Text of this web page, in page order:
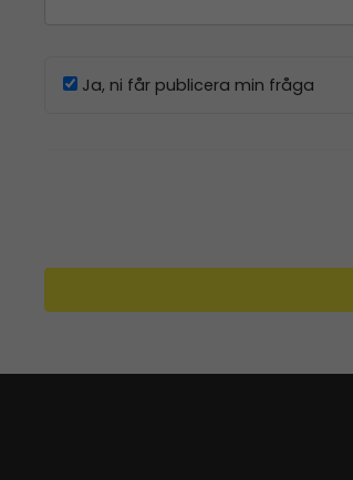
Ja, ni får publicera min fråga